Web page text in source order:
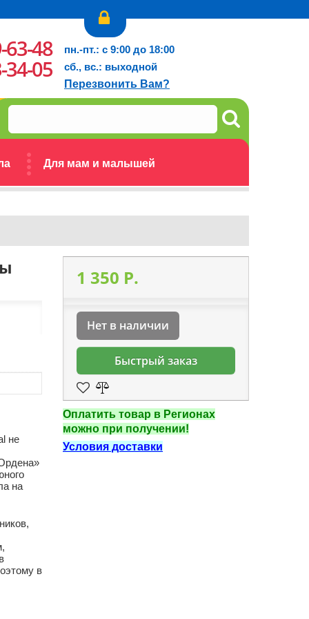
Для мам и малышей
63-48
34-05
пн.-пт.: с 9:00 до 18:00
сб., вс.: выходной
Перезвонить Вам?
не
на
в
1 350 P.
Нет в наличии
Быстрый заказ
Оплатить товар в Регионах
можно при получении!
Условия доставки